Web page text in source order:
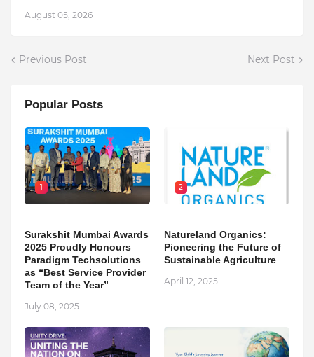
August 05, 2026
Previous Post Next Post
Popular Posts
1
Surakshit Mumbai Awards
2025 Proudly Honours
Paradigm Techsolutions
as “Best Service Provider
Team of the Year”
July 08, 2025
2
Natureland Organics:
Pioneering the Future of
Sustainable Agriculture
April 12, 2025